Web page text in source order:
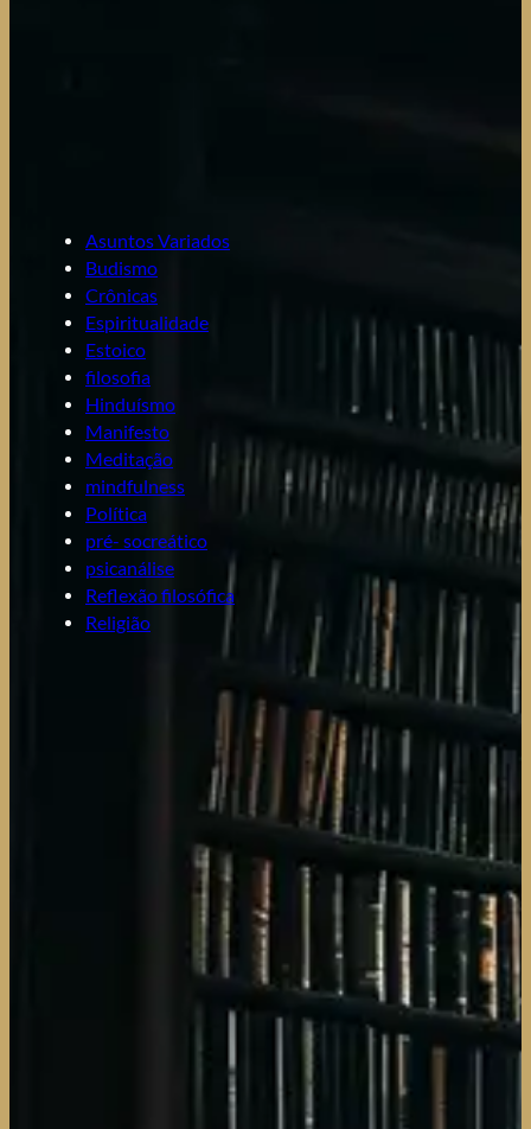
Asuntos Variados
Budismo
Crônicas
Espiritualidade
Estoico
filosofia
Hinduísmo
Manifesto
Meditação
mindfulness
Política
pré- socreático
psicanálise
Reflexão filosófica
Religião